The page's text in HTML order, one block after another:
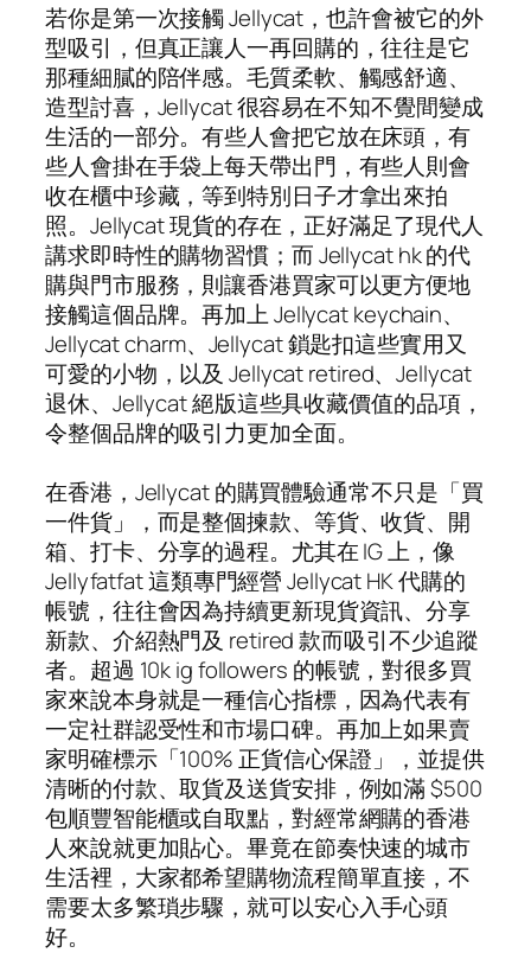
若你是第一次接觸 Jellycat，也許會被它的外
型吸引，但真正讓人一再回購的，往往是它
那種細膩的陪伴感。毛質柔軟、觸感舒適、
造型討喜，Jellycat 很容易在不知不覺間變成
生活的一部分。有些人會把它放在床頭，有
些人會掛在手袋上每天帶出門，有些人則會
收在櫃中珍藏，等到特別日子才拿出來拍
照。Jellycat 現貨的存在，正好滿足了現代人
講求即時性的購物習慣；而 Jellycat hk 的代
購與門市服務，則讓香港買家可以更方便地
接觸這個品牌。再加上 Jellycat keychain、
Jellycat charm、Jellycat 鎖匙扣這些實用又
可愛的小物，以及 Jellycat retired、Jellycat
退休、Jellycat 絕版這些具收藏價值的品項，
令整個品牌的吸引力更加全面。
在香港，Jellycat 的購買體驗通常不只是「買
一件貨」，而是整個揀款、等貨、收貨、開
箱、打卡、分享的過程。尤其在 IG 上，像
Jellyfatfat 這類專門經營 Jellycat HK 代購的
帳號，往往會因為持續更新現貨資訊、分享
新款、介紹熱門及 retired 款而吸引不少追蹤
者。超過 10k ig followers 的帳號，對很多買
家來說本身就是一種信心指標，因為代表有
一定社群認受性和市場口碑。再加上如果賣
家明確標示「100% 正貨信心保證」，並提供
清晰的付款、取貨及送貨安排，例如滿 $500
包順豐智能櫃或自取點，對經常網購的香港
人來說就更加貼心。畢竟在節奏快速的城市
生活裡，大家都希望購物流程簡單直接，不
需要太多繁瑣步驟，就可以安心入手心頭
好。